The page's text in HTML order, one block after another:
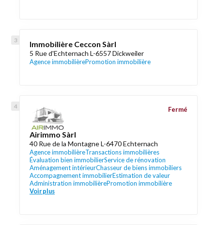
Immobilière Ceccon Sàrl
5 Rue d'Echternach L-6557 Dickweiler
Agence immobilièrePromotion immobilière
Airimmo Sàrl
40 Rue de la Montagne L-6470 Echternach
Agence immobilièreTransactions immobilières
Évaluation bien immobilierService de rénovation
Aménagement intérieurChasseur de biens immobiliers
Accompagnement immobilierEstimation de valeur
Administration immobilièrePromotion immobilière
Voir plus
Fermé